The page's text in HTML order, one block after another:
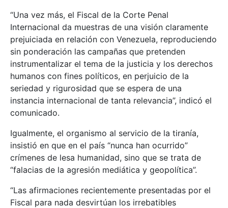
“Una vez más, el Fiscal de la Corte Penal
Internacional da muestras de una visión claramente
prejuiciada en relación con Venezuela, reproduciendo
sin ponderación las campañas que pretenden
instrumentalizar el tema de la justicia y los derechos
humanos con fines políticos, en perjuicio de la
seriedad y rigurosidad que se espera de una
instancia internacional de tanta relevancia”, indicó el
comunicado.
Igualmente, el organismo al servicio de la tiranía,
insistió en que en el país “nunca han ocurrido”
crímenes de lesa humanidad, sino que se trata de
“falacias de la agresión mediática y geopolítica”.
“Las afirmaciones recientemente presentadas por el
Fiscal para nada desvirtúan los irrebatibles